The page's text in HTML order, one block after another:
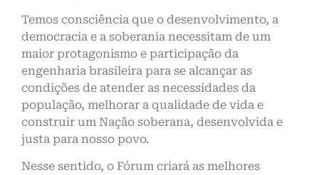
Temos consciência que o desenvolvimento, a
democracia e a soberania necessitam de um
maior protagonismo e participação da
engenharia brasileira para se alcançar as
condições de atender as necessidades da
população, melhorar a qualidade de vida e
construir um Nação soberana, desenvolvida e
justa para nosso povo.
Nesse sentido, o Fórum criará as melhores